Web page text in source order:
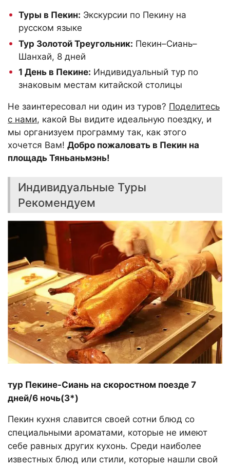
Туры в Пекин: Экскурсии по Пекину на
русском языке
Тур Золотой Треугольник: Пекин–Сиань–
Шанхай, 8 дней
1 День в Пекине: Индивидуальный тур по
знаковым местам китайской столицы
Не заинтересовал ни один из туров? Поделитесь
с нами, какой Вы видите идеальную поездку, и
мы организуем программу так, как этого
хочется Вам! Добро пожаловать в Пекин на
площадь Тяньаньмэнь!
Индивидуальные Туры
Рекомендуем
тур Пекине-Сиань на скоростном поезде 7
дней/6 ночь(3*)
Пекин кухня славится своей сотни блюд со
специальными ароматами, которые не имеют
себе равных других кухонь. Среди наиболее
известных блюд или стили, которые нашли свой